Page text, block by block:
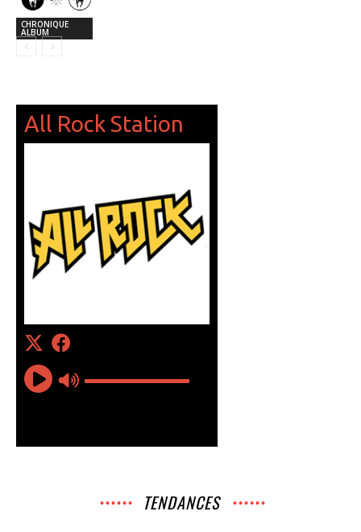
CHRONIQUE
ALBUM
TENDANCES